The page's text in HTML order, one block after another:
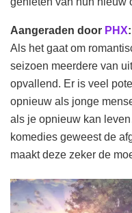
Aangeraden door PHX:
Als het gaat om
seizoen meerdere van
opvallend. Er is veel
opnieuw als jonge
als je opnieuw kan
komedies geweest de
maakt deze zeker de